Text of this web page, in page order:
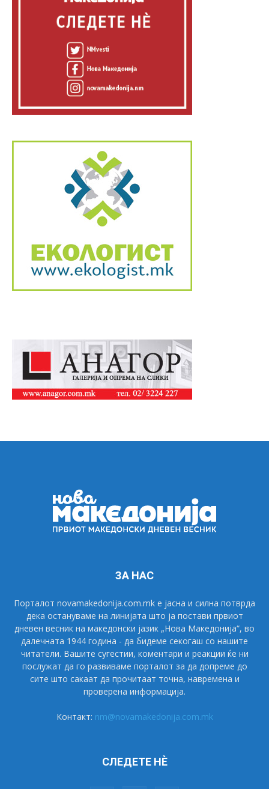
ЗА НАС
Порталот novamakedonija.com.mk е јасна и силна потврда
дека остануваме на линијата што ја постави првиот
дневен весник на македонски јазик „Нова Македонија“, во
далечната 1944 година - да бидеме секогаш со нашите
читатели. Вашите сугестии, коментари и реакции ќе ни
послужат да го развиваме порталот за да допреме до
сите што сакаат да прочитаат точна, навремена и
проверена информација.
Контакт: nm@novamakedonija.com.mk
СЛЕДЕТЕ НÈ